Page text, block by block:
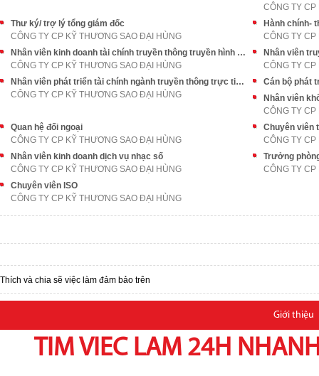
CÔNG TY
Thư ký/ trợ lý tổng giám đốc
CÔNG TY CP KỸ THƯƠNG SAO ĐẠI HÙNG
Hành chính-
CÔNG TY
Nhân viên kinh doanh tài chính truyền thông truyền hình trực tiếp trên VTV
CÔNG TY CP KỸ THƯƠNG SAO ĐẠI HÙNG
Nhân viên
CÔNG TY
Nhân viên phát triển tài chính ngành truyền thông trực tiếp trên VTV
CÔNG TY CP KỸ THƯƠNG SAO ĐẠI HÙNG
Cán bộ phát
Nhân viên
CÔNG TY
Quan hệ đối ngoại
CÔNG TY CP KỸ THƯƠNG SAO ĐẠI HÙNG
Chuyên viên
CÔNG TY
Nhân viên kinh doanh dịch vụ nhạc số
CÔNG TY CP KỸ THƯƠNG SAO ĐẠI HÙNG
Trưởng
CÔNG TY
Chuyên viên ISO
CÔNG TY CP KỸ THƯƠNG SAO ĐẠI HÙNG
Thích và chia sẽ việc làm đảm bảo trên
Giới thiệu
TIM VIEC LAM 24H